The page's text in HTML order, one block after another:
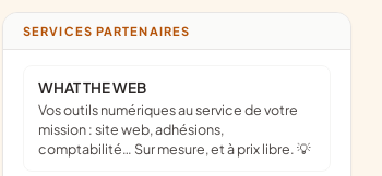
SERVICES PARTENAIRES
WHAT THE WEB
Vos outils numériques au service de votre
mission : site web, adhésions,
comptabilité… Sur mesure, et à prix libre. 💡